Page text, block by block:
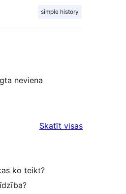
simple history
neviena
Skatīt visasatsauksmes
ko teikt?